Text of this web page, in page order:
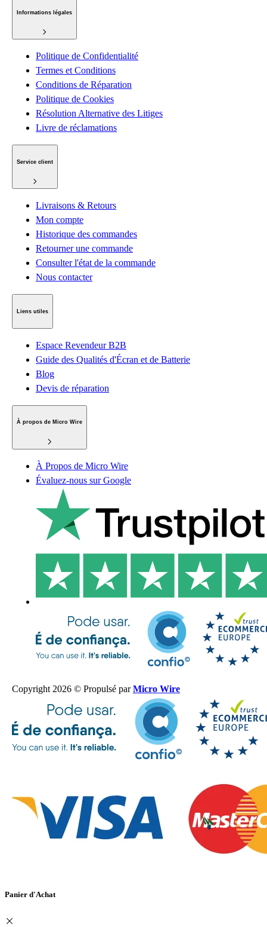
Informations légales
Politique de Confidentialité
Termes et Conditions
Conditions de Réparation
Politique de Cookies
Résolution Alternative des Litiges
Livre de réclamations
Service client
Livraisons & Retours
Mon compte
Historique des commandes
Retourner une commande
Consulter l'état de la commande
Nous contacter
Liens utiles
Espace Revendeur B2B
Guide des Qualités d'Écran et de Batterie
Blog
Devis de réparation
À propos de Micro Wire
À Propos de Micro Wire
Évaluez-nous sur Google
Copyright 2026 © Propulsé parMicro Wire
Panier d'Achat